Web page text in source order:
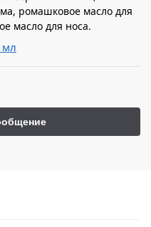
ромашковое масло для
масло для носа.
мл